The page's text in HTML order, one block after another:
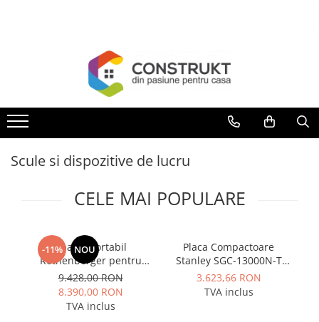
Termoseminee, seminee si sobe
Cazane pe combustibil solid
Cazane pe combustibil gazos/lichid
Aeroterme si destratificatoare de
Radiatoare si convectoare
Incalzire in pardoseala
Panouri radiante si incalzitoare cu
Scule si dispozitive de lucru
CELE MAI POPULARE
-11% NOU
Aparat portabil
Rothenberger pentru
canale de prindere la
tevi, model ROGROOVER
pentru SUPERTRONIC 3
SE
9.428,00 RON
8.390,00 RON
TVA inclus
Placa Compactoare
Stanley SGC-13000N-T
13000N 6.5 CP 196cc
3.623,66 RON
TVA inclus